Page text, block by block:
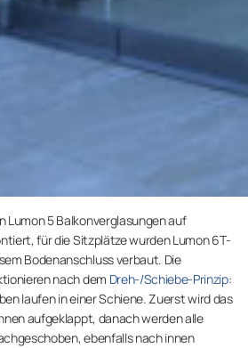
Lumon 5 Balkonverglasungen auf
für die Sitzplätze wurden Lumon 6T-
Bodenanschluss verbaut. Die
nach dem Dreh-/Schiebe-Prinzip:
laufen in einer Schiene. Zuerst wird das
aufgeklappt, danach werden alle
ebenfalls nach innen